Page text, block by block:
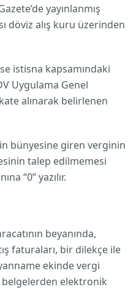
yayınlanmış
döviz alış kuru üzerinden
istisna kapsamındaki
Uygulama Genel
alınarak belirlenen
bünyesine giren verginin
talep edilmemesi
“0” yazılır.
beyanında,
faturaları, bir dilekçe ile
ekinde vergi
elektronik